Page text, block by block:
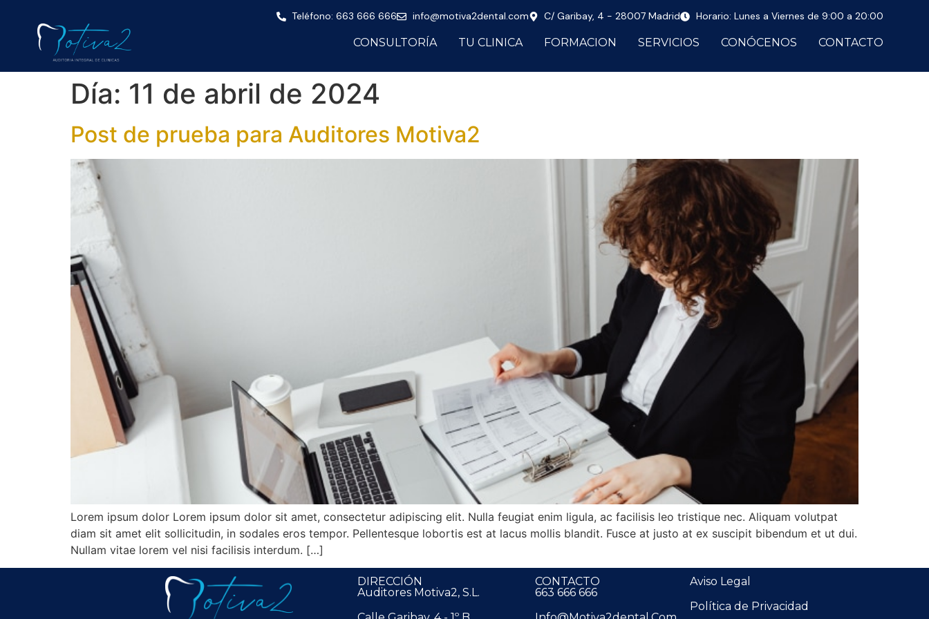
Teléfono: 663 666 666 info@motiva2dental.com C/ Garibay, 4 - 28007 Madrid Horario: Lunes a Viernes de 9:00 a 20:00
CONSULTORÍA TU CLINICA FORMACION SERVICIOS CONÓCENOS CONTACTO
Día: 11 de abril de 2024
Post de prueba para Auditores Motiva2
Lorem ipsum dolor Lorem ipsum dolor sit amet, consectetur adipiscing elit. Nulla feugiat enim ligula, ac facilisis leo tristique nec. Aliquam volutpat
diam sit amet elit sollicitudin, in sodales eros tempor. Pellentesque lobortis est at lacus mollis blandit. Fusce at justo at ex suscipit bibendum et ut dui.
Nullam vitae lorem vel nisi facilisis interdum. […]
DIRECCIÓN
Auditores Motiva2, S.L.
CONTACTO
663 666 666
Aviso Legal
Política de Privacidad